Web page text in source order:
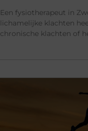
Een fysiotherapeut in
lichamelijke klachten
chronische klachten of